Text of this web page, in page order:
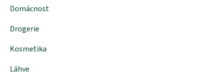
Domácnost
Drogerie
Kosmetika
Láhve